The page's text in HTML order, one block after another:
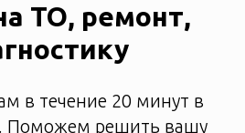
ТО, ремонт,
в течение 20 минут в
Поможем решить вашу